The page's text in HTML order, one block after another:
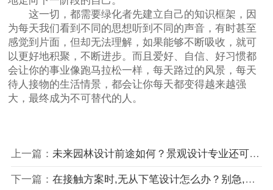
这一切，都需要绿化者先建立自己的知识框架，因
为每天我们看到不同的思想听到不同的声音，有时甚至
感觉到片面，但却无法理解，如果能够不断吸收，就可
以更好地积聚，不断进步。而且爱好、自信、好习惯都
会让你的事业像跑马拉松一样，每天路过的风景，每天
待人接物的生活情景，都会让你每天都变得越来越强
大，最终成为不可替代的人。
上一篇： 未来园林设计前途如何？景观设计专业还可以选吗？景观设计师如何规划自己？
下一篇： 在接触方案时,无从下笔设计怎么办？别急,我们有方法!